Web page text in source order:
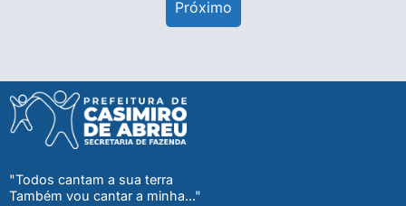
Próximo
"Todos cantam a sua terra
Também vou cantar a minha..."